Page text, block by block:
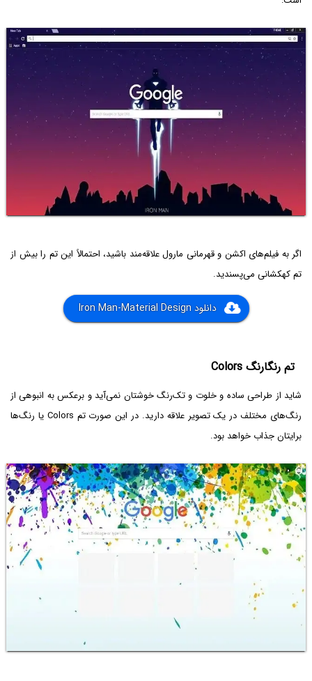
اگر به فیلم‌های اکشن و قهرمانی مارول علاقه‌مند باشید، احتمالاً این تم را بیش از
تم کهکشانی می‌پسندید.
دانلود Iron Man-Material Design
تم رنگارنگ Colors
شاید از طراحی ساده و خلوت و تک‌رنگ خوشتان نمی‌آید و برعکس به انبوهی از
رنگ‌های مختلف در یک تصویر علاقه دارید. در این صورت تم Colors یا رنگ‌ها
برایتان جذاب خواهد بود.